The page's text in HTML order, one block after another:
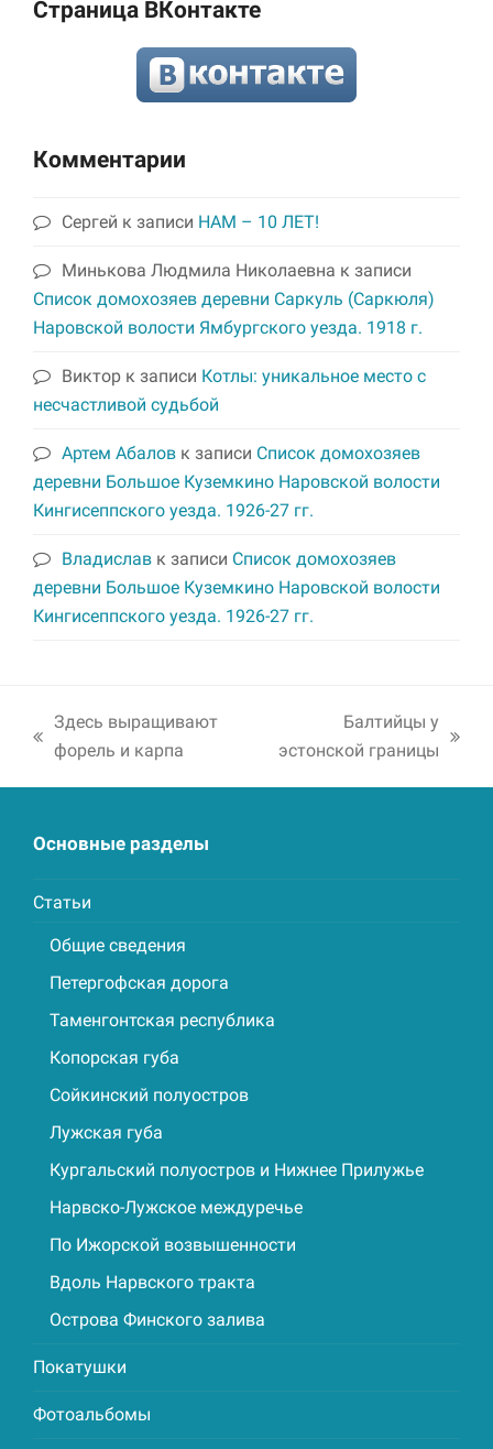
Страница ВКонтакте
Комментарии
Сергей к записи НАМ – 10 ЛЕТ!
Минькова Людмила Николаевна к записи
Список домохозяев деревни Саркуль (Саркюля)
Наровской волости Ямбургского уезда. 1918 г.
Виктор к записи Котлы: уникальное место с
несчастливой судьбой
Артем Абалов к записи Список домохозяев
деревни Большое Куземкино Наровской волости
Кингисеппского уезда. 1926-27 гг.
Владислав к записи Список домохозяев
деревни Большое Куземкино Наровской волости
Кингисеппского уезда. 1926-27 гг.
previous
Здесь выращивают
форель и карпа
next
Балтийцы у
эстонской границы
Основные разделы
Статьи
Общие сведения
Петергофская дорога
Таменгонтская республика
Копорская губа
Сойкинский полуостров
Лужская губа
Кургальский полуостров и Нижнее Прилужье
Нарвско-Лужское междуречье
По Ижорской возвышенности
Вдоль Нарвского тракта
Острова Финского залива
Покатушки
Фотоальбомы